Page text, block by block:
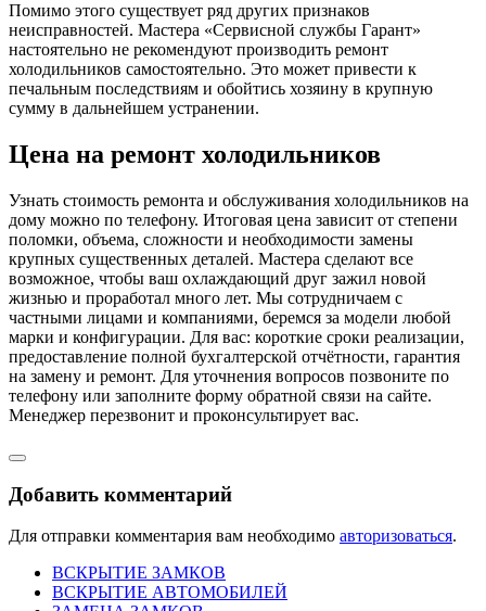
Помимо этого существует ряд других признаков
неисправностей. Мастера «Сервисной службы Гарант»
настоятельно не рекомендуют производить ремонт
холодильников самостоятельно. Это может привести к
печальным последствиям и обойтись хозяину в крупную
сумму в дальнейшем устранении.
Цена на ремонт холодильников
Узнать стоимость ремонта и обслуживания холодильников на
дому можно по телефону. Итоговая цена зависит от степени
поломки, объема, сложности и необходимости замены
крупных существенных деталей. Мастера сделают все
возможное, чтобы ваш охлаждающий друг зажил новой
жизнью и проработал много лет. Мы сотрудничаем с
частными лицами и компаниями, беремся за модели любой
марки и конфигурации. Для вас: короткие сроки реализации,
предоставление полной бухгалтерской отчётности, гарантия
на замену и ремонт. Для уточнения вопросов позвоните по
телефону или заполните форму обратной связи на сайте.
Менеджер перезвонит и проконсультирует вас.
Добавить комментарий
Для отправки комментария вам необходимо авторизоваться.
ВСКРЫТИЕ ЗАМКОВ
ВСКРЫТИЕ АВТОМОБИЛЕЙ